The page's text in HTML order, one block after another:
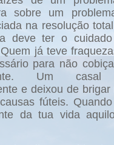
sobre um
na resolução
deve ter o
já teve
para não
Um
e deixou de
fúteis.
da tua vida